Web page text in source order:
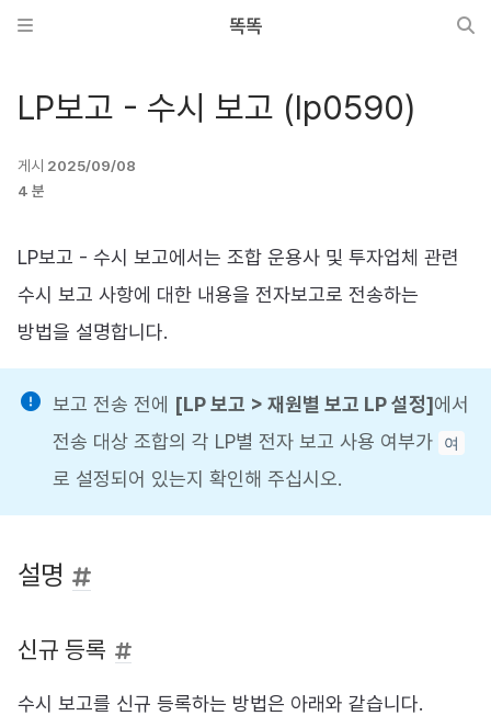
똑똑
LP보고 - 수시 보고 (lp0590)
게시 2025/09/08
4 분
LP보고 - 수시 보고에서는 조합 운용사 및 투자업체 관련
수시 보고 사항에 대한 내용을 전자보고로 전송하는
방법을 설명합니다.
보고 전송 전에 [LP 보고 > 재원별 보고 LP 설정]에서
전송 대상 조합의 각 LP별 전자 보고 사용 여부가
여
로 설정되어 있는지 확인해 주십시오.
설명
신규 등록
수시 보고를 신규 등록하는 방법은 아래와 같습니다.